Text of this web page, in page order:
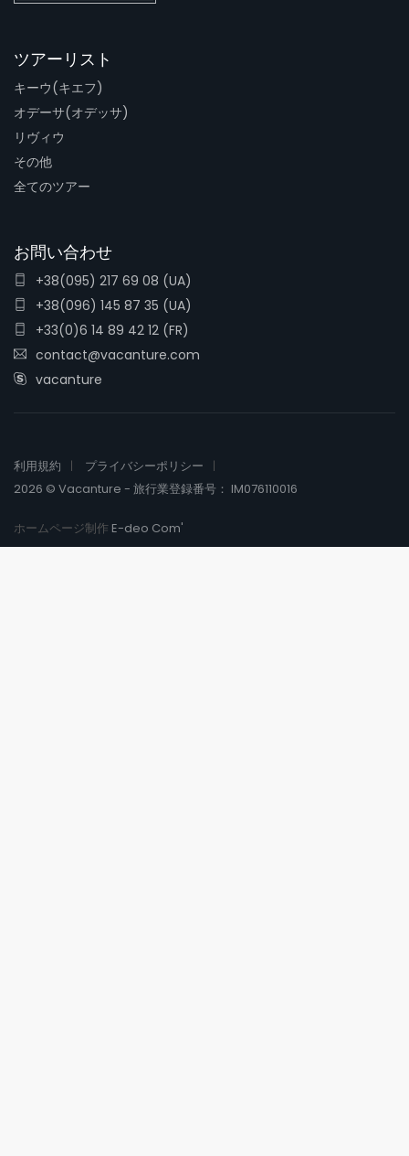
ツアーリスト
キーウ(キエフ)
オデーサ(オデッサ)
リヴィウ
その他
全てのツアー
お問い合わせ
+38(095) 217 69 08 (UA)
+38(096) 145 87 35 (UA)
+33(0)6 14 89 42 12 (FR)
contact@vacanture.com
vacanture
利用規約
プライバシーポリシー
2026 © Vacanture - 旅行業登録番号： IM076110016
ホームページ制作 E-deo Com'